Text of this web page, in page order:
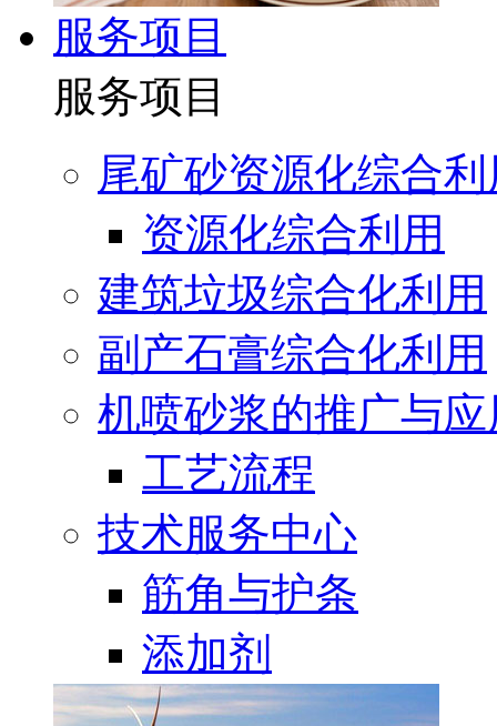
服务项目
服务项目
尾矿砂资源化综合利
资源化综合利用
建筑垃圾综合化利用
副产石膏综合化利用
机喷砂浆的推广与应
工艺流程
技术服务中心
筋角与护条
添加剂